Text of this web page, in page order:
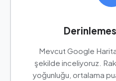
Mevcut Google
şekilde inceliyoruz.
yoğunluğu, ortalama